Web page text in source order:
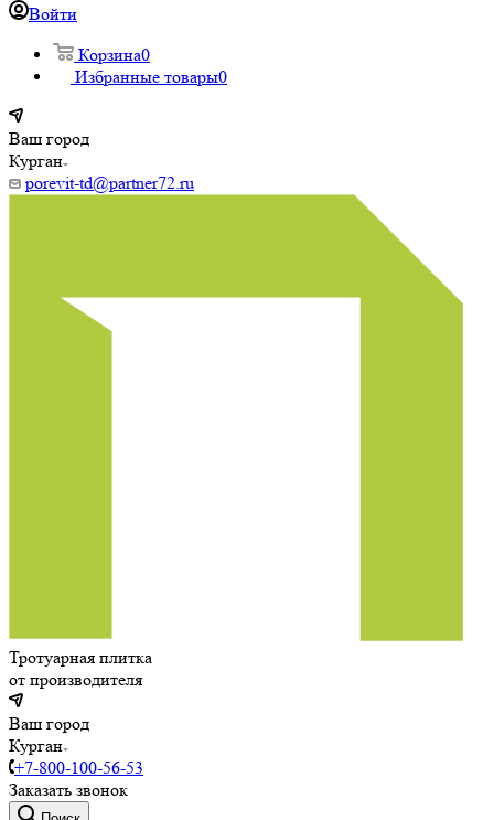
Войти
Корзина0
Избранные товары0
Ваш город
Курган
porevit-td@partner72.ru
Тротуарная плитка
от производителя
Ваш город
Курган
+7-800-100-56-53
Заказать звонок